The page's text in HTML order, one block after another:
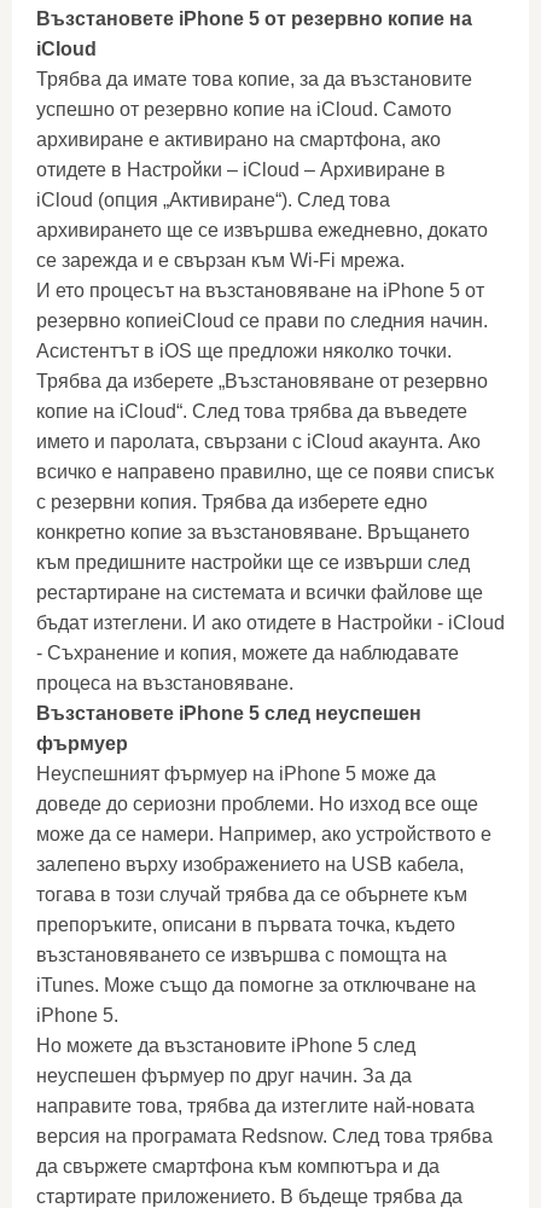
Възстановете iPhone 5 от резервно копие на
iCloud
Трябва да имате това копие, за да възстановите
успешно от резервно копие на iCloud. Самото
архивиране е активирано на смартфона, ако
отидете в Настройки – iCloud – Архивиране в
iCloud (опция „Активиране“). След това
архивирането ще се извършва ежедневно, докато
се зарежда и е свързан към Wi-Fi мрежа.
И ето процесът на възстановяване на iPhone 5 от
резервно копиеiCloud се прави по следния начин.
Асистентът в iOS ще предложи няколко точки.
Трябва да изберете „Възстановяване от резервно
копие на iCloud“. След това трябва да въведете
името и паролата, свързани с iCloud акаунта. Ако
всичко е направено правилно, ще се появи списък
с резервни копия. Трябва да изберете едно
конкретно копие за възстановяване. Връщането
към предишните настройки ще се извърши след
рестартиране на системата и всички файлове ще
бъдат изтеглени. И ако отидете в Настройки - iCloud
- Съхранение и копия, можете да наблюдавате
процеса на възстановяване.
Възстановете iPhone 5 след неуспешен
фърмуер
Неуспешният фърмуер на iPhone 5 може да
доведе до сериозни проблеми. Но изход все още
може да се намери. Например, ако устройството е
залепено върху изображението на USB кабела,
тогава в този случай трябва да се обърнете към
препоръките, описани в първата точка, където
възстановяването се извършва с помощта на
iTunes. Може също да помогне за отключване на
iPhone 5.
Но можете да възстановите iPhone 5 след
неуспешен фърмуер по друг начин. За да
направите това, трябва да изтеглите най-новата
версия на програмата Redsnow. След това трябва
да свържете смартфона към компютъра и да
стартирате приложението. В бъдеще трябва да